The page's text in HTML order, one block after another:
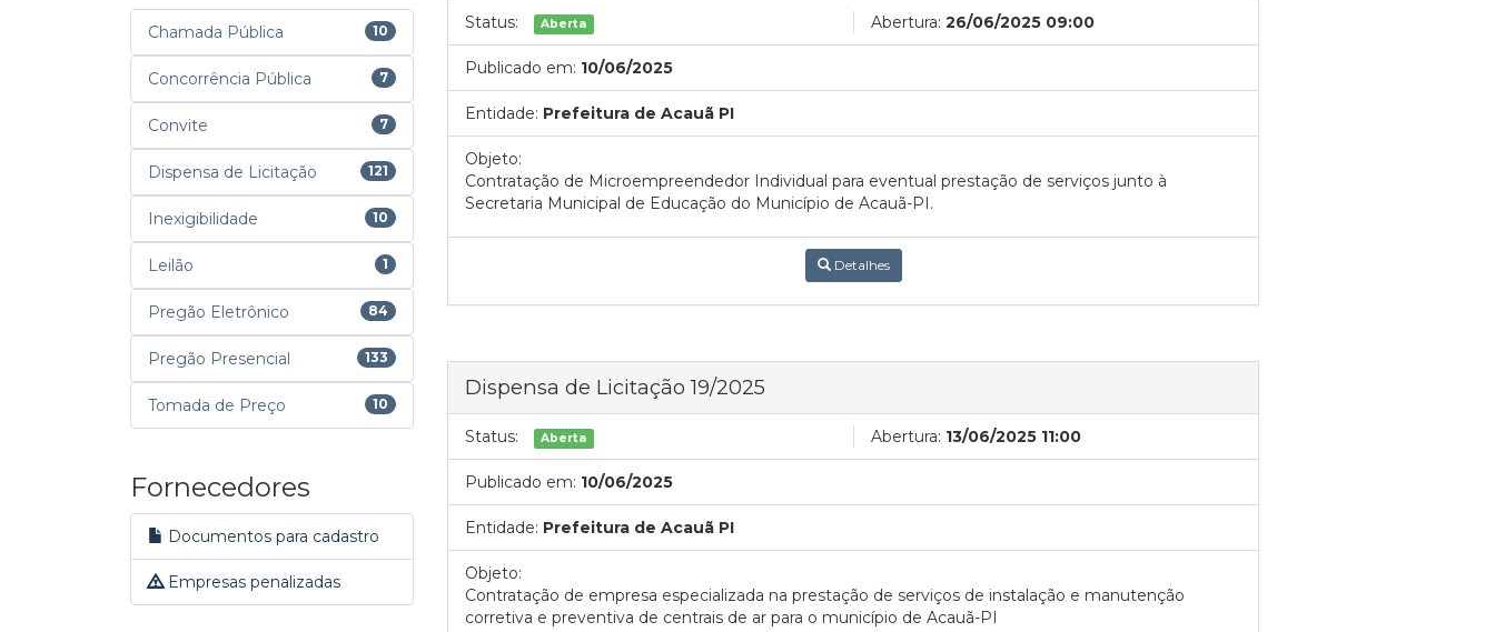
Chamada Pública 10
Concorrência Pública 7
Convite 7
Dispensa de Licitação 121
Inexigibilidade 10
Leilão 1
Pregão Eletrônico 84
Pregão Presencial 133
Tomada de Preço 10
Fornecedores
Documentos para cadastro
Empresas penalizadas
Status: Aberta Abertura: 26/06/2025 09:00
Publicado em: 10/06/2025
Entidade: Prefeitura de Acauã PI
Objeto:
Contratação de Microempreendedor Individual para eventual prestação de serviços junto à
Secretaria Municipal de Educação do Município de Acauã-PI.
Detalhes
Dispensa de Licitação 19/2025
Status: Aberta Abertura: 13/06/2025 11:00
Publicado em: 10/06/2025
Entidade: Prefeitura de Acauã PI
Objeto:
Contratação de empresa especializada na prestação de serviços de instalação e manutenção
corretiva e preventiva de centrais de ar para o município de Acauã-PI